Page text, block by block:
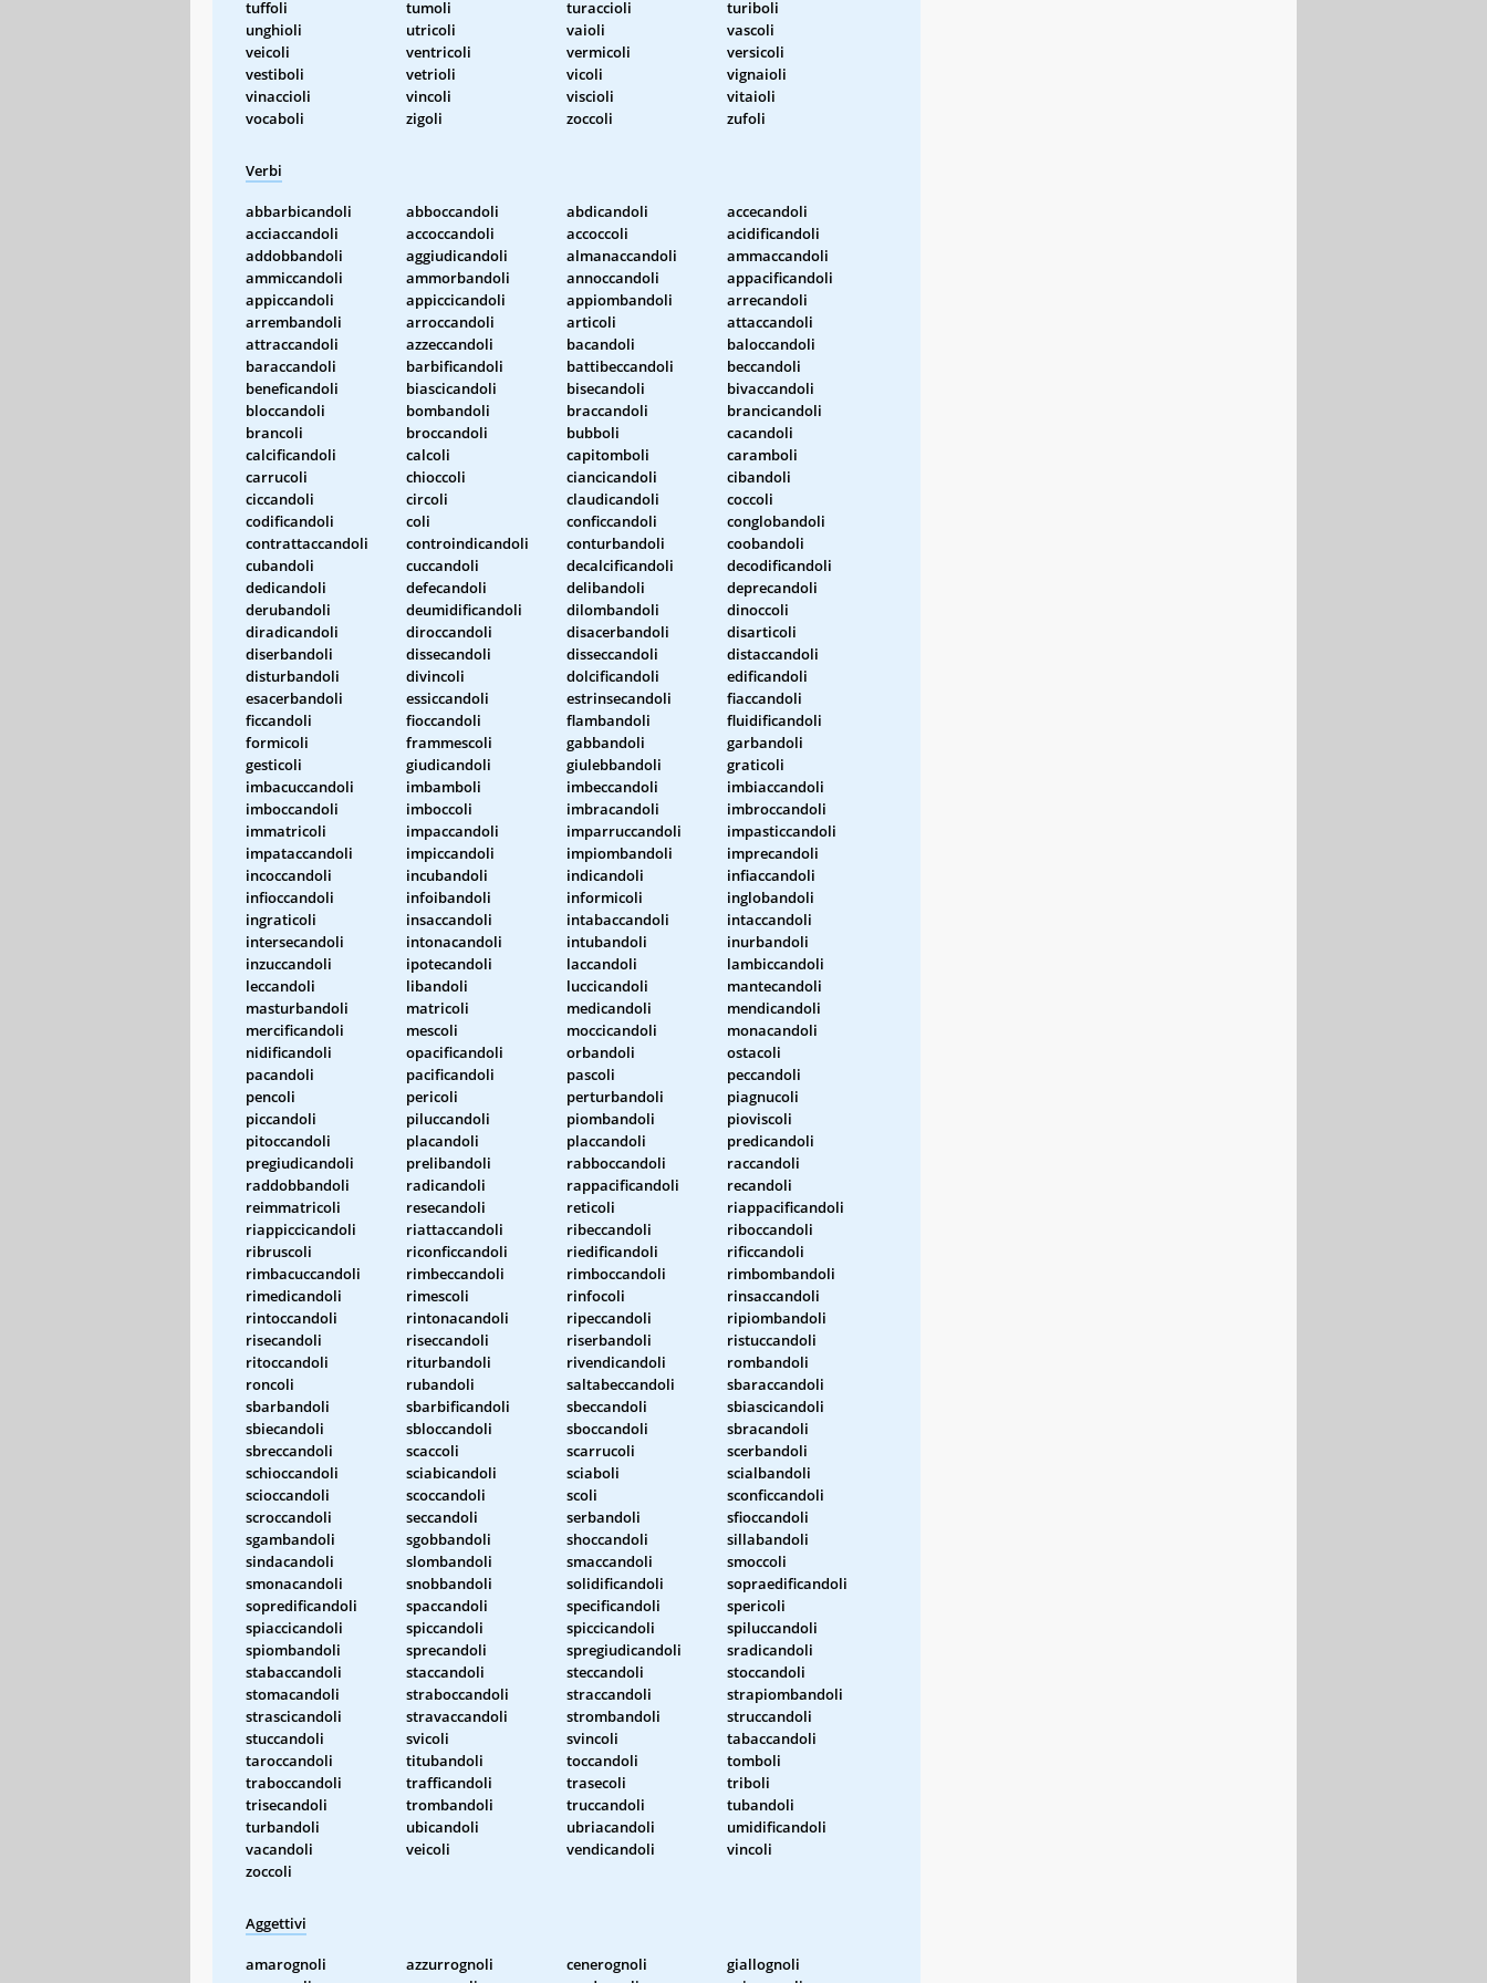
tuffoli tumoli turaccioli
turiboli
unghioli
utricoli vaioli
vascoli
veicoli
ventricoli vermicoli
versicoli
vestiboli
vetrioli vicoli
vignaioli
vinaccioli
vincoli viscioli
vitaioli
vocaboli
zigoli zoccoli zufoli
Verbi
abbarbicandoli abboccandoli abdicandoli
accecandoli
acciaccandoli
accoccandoli accoccoli
acidificandoli
addobbandoli
aggiudicandoli almanaccandoli
ammaccandoli
ammiccandoli
ammorbandoli annoccandoli
appacificandoli
appiccandoli
appiccicandoli appiombandoli
arrecandoli
arrembandoli
arroccandoli articoli
attaccandoli
attraccandoli
azzeccandoli bacandoli
baloccandoli
baraccandoli
barbificandoli battibeccandoli
beccandoli
beneficandoli
biascicandoli bisecandoli
bivaccandoli
bloccandoli
bombandoli braccandoli
brancicandoli
brancoli
broccandoli bubboli
cacandoli
calcificandoli
calcoli capitomboli
caramboli
carrucoli
chioccoli ciancicandoli
cibandoli
ciccandoli
circoli claudicandoli
coccoli
codificandoli
coli conficcandoli
conglobandoli
contrattaccandoli
controindicandoli conturbandoli
coobandoli
cubandoli
cuccandoli decalcificandoli
decodificandoli
dedicandoli
defecandoli delibandoli
deprecandoli
derubandoli
deumidificandoli dilombandoli
dinoccoli
diradicandoli
diroccandoli disacerbandoli
disarticoli
diserbandoli
dissecandoli disseccandoli
distaccandoli
disturbandoli
divincoli dolcificandoli
edificandoli
esacerbandoli
essiccandoli estrinsecandoli
fiaccandoli
ficcandoli
fioccandoli flambandoli
fluidificandoli
formicoli
frammescoli gabbandoli
garbandoli
gesticoli
giudicandoli giulebbandoli
graticoli
imbacuccandoli
imbamboli imbeccandoli
imbiaccandoli
imboccandoli
imboccoli imbracandoli
imbroccandoli
immatricoli
impaccandoli imparruccandoli
impasticcandoli
impataccandoli
impiccandoli impiombandoli
imprecandoli
incoccandoli
incubandoli indicandoli
infiaccandoli
infioccandoli
infoibandoli informicoli
inglobandoli
ingraticoli
insaccandoli intabaccandoli
intaccandoli
intersecandoli
intonacandoli intubandoli
inurbandoli
inzuccandoli
ipotecandoli laccandoli
lambiccandoli
leccandoli
libandoli luccicandoli
mantecandoli
masturbandoli
matricoli medicandoli
mendicandoli
mercificandoli
mescoli moccicandoli
monacandoli
nidificandoli
opacificandoli orbandoli
ostacoli
pacandoli
pacificandoli pascoli
peccandoli
pencoli
pericoli perturbandoli
piagnucoli
piccandoli
piluccandoli piombandoli
pioviscoli
pitoccandoli
placandoli placcandoli
predicandoli
pregiudicandoli
prelibandoli rabboccandoli
raccandoli
raddobbandoli
radicandoli rappacificandoli
recandoli
reimmatricoli
resecandoli reticoli
riappacificandoli
riappiccicandoli
riattaccandoli ribeccandoli
riboccandoli
ribruscoli
riconficcandoli riedificandoli
rificcandoli
rimbacuccandoli
rimbeccandoli rimboccandoli
rimbombandoli
rimedicandoli
rimescoli rinfocoli
rinsaccandoli
rintoccandoli
rintonacandoli ripeccandoli
ripiombandoli
risecandoli
riseccandoli riserbandoli
ristuccandoli
ritoccandoli
riturbandoli rivendicandoli
rombandoli
roncoli
rubandoli saltabeccandoli
sbaraccandoli
sbarbandoli
sbarbificandoli sbeccandoli
sbiascicandoli
sbiecandoli
sbloccandoli sboccandoli
sbracandoli
sbreccandoli
scaccoli scarrucoli
scerbandoli
schioccandoli
sciabicandoli sciaboli
scialbandoli
scioccandoli
scoccandoli scoli
sconficcandoli
scroccandoli
seccandoli serbandoli
sfioccandoli
sgambandoli
sgobbandoli shoccandoli
sillabandoli
sindacandoli
slombandoli smaccandoli
smoccoli
smonacandoli
snobbandoli solidificandoli
sopraedificandoli
sopredificandoli
spaccandoli specificandoli
spericoli
spiaccicandoli
spiccandoli spiccicandoli
spiluccandoli
spiombandoli
sprecandoli spregiudicandoli
sradicandoli
stabaccandoli
staccandoli steccandoli
stoccandoli
stomacandoli
straboccandoli straccandoli
strapiombandoli
strascicandoli
stravaccandoli strombandoli
struccandoli
stuccandoli
svicoli svincoli
tabaccandoli
taroccandoli
titubandoli toccandoli
tomboli
traboccandoli
trafficandoli trasecoli
triboli
trisecandoli
trombandoli truccandoli
tubandoli
turbandoli
ubicandoli ubriacandoli
umidificandoli
vacandoli
veicoli vendicandoli
vincoli
zoccoli
Aggettivi
amarognoli azzurrognoli cenerognoli
giallognoli